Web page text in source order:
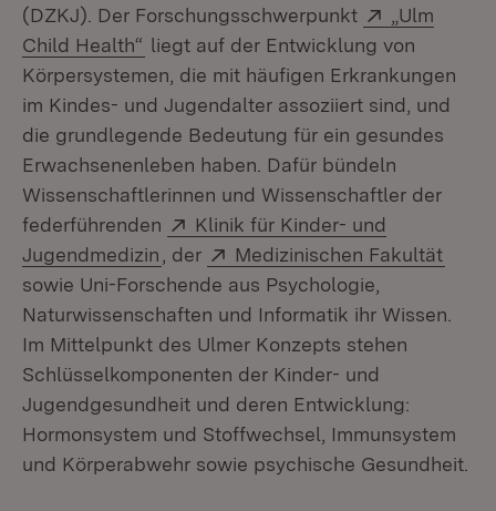
(DZKJ). Der Forschungsschwerpunkt Extern:
„Ulm
Child Health“ (Öffnet in neuem Fenster)
liegt auf der Entwicklung von
Körpersystemen, die mit häufigen Erkrankungen
im Kindes-​ und Jugendalter assoziiert sind, und
die grundlegende Bedeutung für ein gesundes
Erwachsenenleben haben. Dafür bündeln
Wissenschaftlerinnen und Wissenschaftler der
federführenden
Extern:
Klinik für Kinder-​ und
Jugendmedizin (Öffnet in neuem Fenster)
, der Extern:
Medizinischen Fakultät
sowie Uni-​Forschende aus Psychologie,
Naturwissenschaften und Informatik ihr Wissen.
Im Mittelpunkt des Ulmer Konzepts stehen
Schlüsselkomponenten der Kinder-​ und
Jugendgesundheit und deren Entwicklung:
Hormonsystem und Stoffwechsel, Immunsystem
und Körperabwehr sowie psychische Gesundheit.